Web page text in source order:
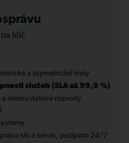
klíč
a asymetrické linky
služeb (SLA až 99,9 %)
interní datové rozvody
sítí a servis, podpora 24/7